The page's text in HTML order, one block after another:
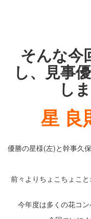
そんな今
し、見事
し
星 良
優勝の星様(左)と幹事久
前々よりちょこちょこ
今年度は多くの花コン